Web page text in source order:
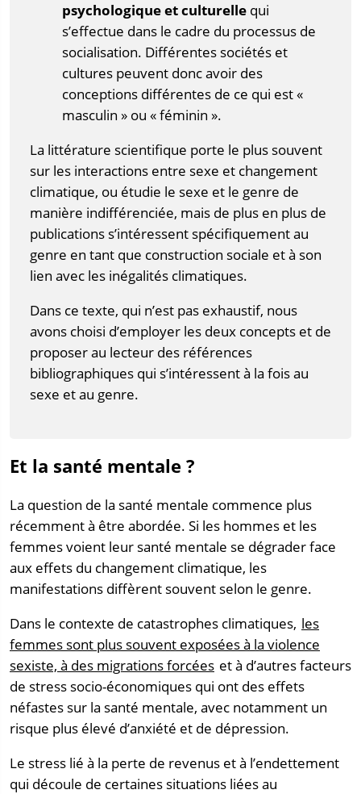
psychologique et culturelle qui
s’effectue dans le cadre du processus de
socialisation. Différentes sociétés et
cultures peuvent donc avoir des
conceptions différentes de ce qui est «
masculin » ou « féminin ».
La littérature scientifique porte le plus souvent
sur les interactions entre sexe et changement
climatique, ou étudie le sexe et le genre de
manière indifférenciée, mais de plus en plus de
publications s’intéressent spécifiquement au
genre en tant que construction sociale et à son
lien avec les inégalités climatiques.
Dans ce texte, qui n’est pas exhaustif, nous
avons choisi d’employer les deux concepts et de
proposer au lecteur des références
bibliographiques qui s’intéressent à la fois au
sexe et au genre.
Et la santé mentale ?
La question de la santé mentale commence plus
récemment à être abordée. Si les hommes et les
femmes voient leur santé mentale se dégrader face
aux effets du changement climatique, les
manifestations diffèrent souvent selon le genre.
Dans le contexte de catastrophes climatiques, les
femmes sont plus souvent exposées à la violence
sexiste, à des migrations forcées et à d’autres facteurs
de stress socio-économiques qui ont des effets
néfastes sur la santé mentale, avec notamment un
risque plus élevé d’anxiété et de dépression.
Le stress lié à la perte de revenus et à l’endettement
qui découle de certaines situations liées au